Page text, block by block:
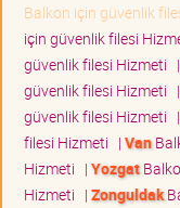
Balkon için güvenlik
için güvenlik filesi
güvenlik filesi Hizmeti |
güvenlik filesi Hizmeti |
güvenlik filesi Hizmeti |
filesi Hizmeti | Van
Hizmeti | Yozgat
Hizmeti | Zonguldak